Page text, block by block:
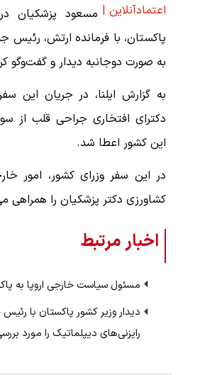
اعتمادآنلاین | مسعود پزشکیان
پاکستان، با فرمانده ارتش،
به صورت دوجانبه دیدار و گفت‌وگو
به گزارش ایلنا، در جریان این
دکترای افتخاری جراحی قلب
این کشور اعطا شد.
در این سفر وزرای کشور، امور
کشاورزی دکتر پزشکیان را همراهی
اخبار مرتبط
مسئول سیاست خارجی اروپا به
دیدار وزیر کشور پاکستان با
رایزنی‌های دیپلماتیک را مورد